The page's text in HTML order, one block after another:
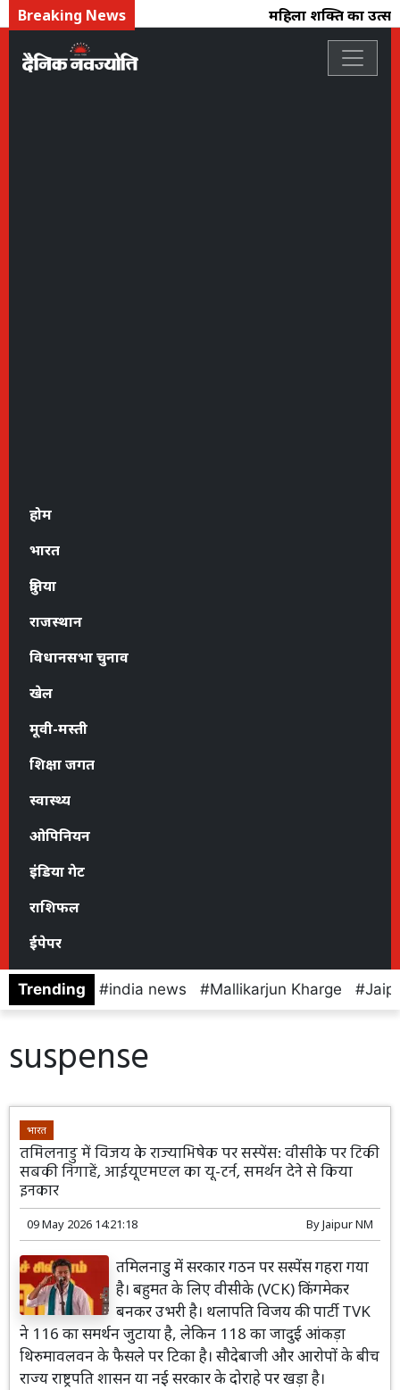
Breaking News महिला शक्ति का
होम
भारत
दुनिया
राजस्थान
विधानसभा चुनाव
खेल
मूवी-मस्ती
शिक्षा जगत
स्वास्थ्य
ओपिनियन
इंडिया गेट
राशिफल
ईपेपर
Trending india news Mallikarjun Kharge
suspense
भारत
तमिलनाडु में विजय के राज्याभिषेक पर सस्पेंस: वीसीके पर टिकी
सबकी निगाहें, आईयूएमएल का यू-टर्न, समर्थन देने से किया
इनकार
09 May 2026 14:21:18 ByJaipur NM
तमिलनाडु में सरकार गठन पर सस्पेंस गहरा गया
है। बहुमत के लिए वीसीके (VCK) किंगमेकर
बनकर उभरी है। थलापति विजय की पार्टी TVK
ने 116 का समर्थन जुटाया है, लेकिन 118 का जादुई आंकड़ा
थिरुमावलवन के फैसले पर टिका है। सौदेबाजी और आरोपों के बीच
राज्य राष्ट्रपति शासन या नई सरकार के दोराहे पर खड़ा है।